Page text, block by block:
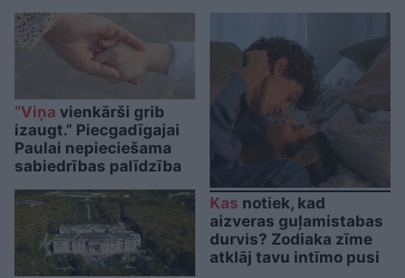
“Viņa vienkārši grib
izaugt.” Piecgadīgajai
Paulai nepieciešama
sabiedrības palīdzība
Kas notiek, kad
aizveras guļamistabas
durvis? Zodiaka zīme
atklāj tavu intīmo pusi